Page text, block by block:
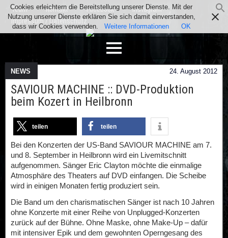
Team Kontakt Facebook
Instagram
Impressum / Datenschutz
NEWS 24. August 2012
SAVIOUR MACHINE :: DVD-Produktion
beim Kozert in Heilbronn
teilen teilen
Bei den Konzerten der US-Band SAVIOUR MACHINE am 7.
und 8. September in Heilbronn wird ein Livemitschnitt
aufgenommen. Sänger Eric Clayton möchte die einmalige
Atmosphäre des Theaters auf DVD einfangen. Die Scheibe
wird in einigen Monaten fertig produziert sein.
Die Band um den charismatischen Sänger ist nach 10 Jahren
ohne Konzerte mit einer Reihe von Unplugged-Konzerten
zurück auf der Bühne. Ohne Maske, ohne Make-Up – dafür
mit intensiver Epik und dem gewohnten Operngesang des
Cookies erleichtern die Bereitstellung unserer Dienste. Mit der
Nutzung unserer Dienste erklären Sie sich damit einverstanden,
dass wir Cookies verwenden.
Weitere Informationen OK